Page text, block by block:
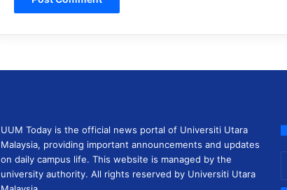
UUM Today is the official news portal of Universiti Utara
Malaysia, providing important announcements and updates
on daily campus life. This website is managed by the
university authority. All rights reserved by Universiti Utara